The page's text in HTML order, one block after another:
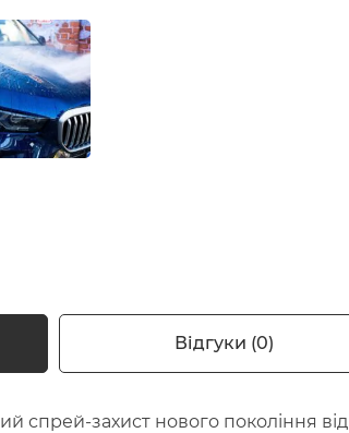
Відгуки (0)
спрей-захист нового покоління від